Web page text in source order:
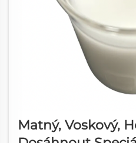
Matný, Voskový,